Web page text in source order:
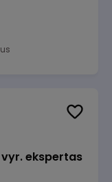
ekspertas